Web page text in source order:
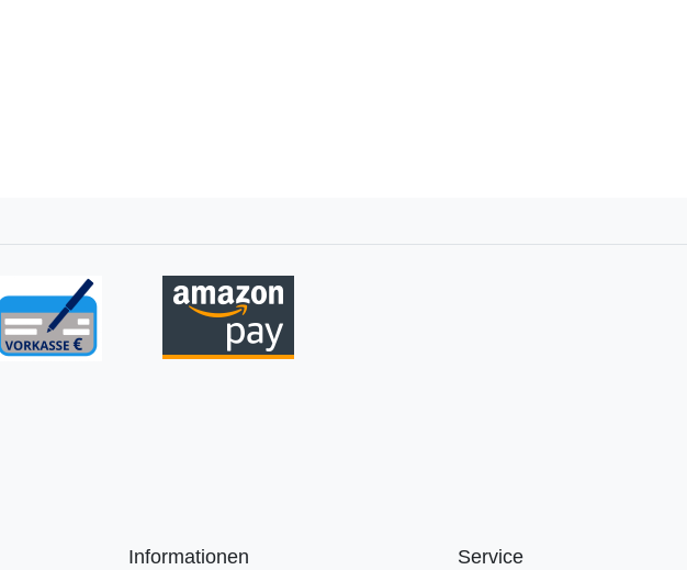
Informationen Service